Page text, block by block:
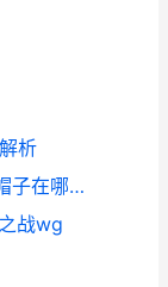
析
光遇黑色鸭舌帽获取策略和诀窍 光遇帽子在哪里戴
战wg